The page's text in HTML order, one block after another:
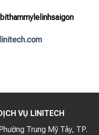
VỤ LINITECH
Trung Mỹ Tây, TP.